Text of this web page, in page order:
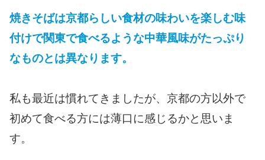
焼きそばは京都らしい食材の味わいを楽しむ味
付けで関東で食べるような中華風味がたっぷり
なものとは異なります。
私も最近は慣れてきましたが、京都の方以外で
初めて食べる方には薄口に感じるかと思いま
す。